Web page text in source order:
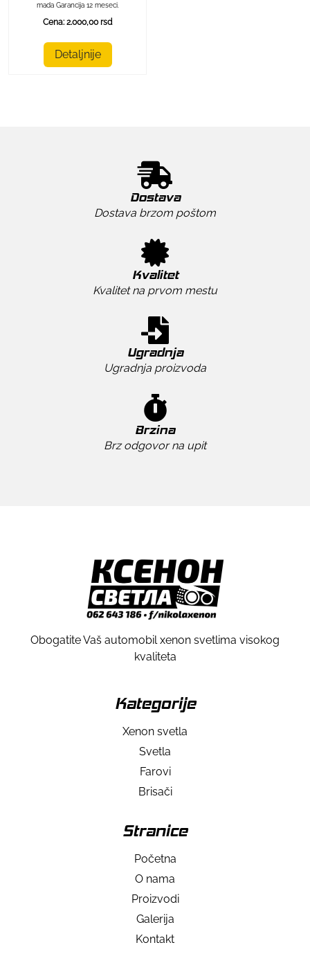
mada Garancija 12 meseci.
Cena: 2.000,00 rsd
Detaljnije
Dostava
Dostava brzom poštom
Kvalitet
Kvalitet na prvom mestu
Ugradnja
Ugradnja proizvoda
Brzina
Brz odgovor na upit
Obogatite Vaš automobil xenon svetlima visokog
kvaliteta
Kategorije
Xenon svetla
Svetla
Farovi
Brisači
Stranice
Početna
O nama
Proizvodi
Galerija
Kontakt